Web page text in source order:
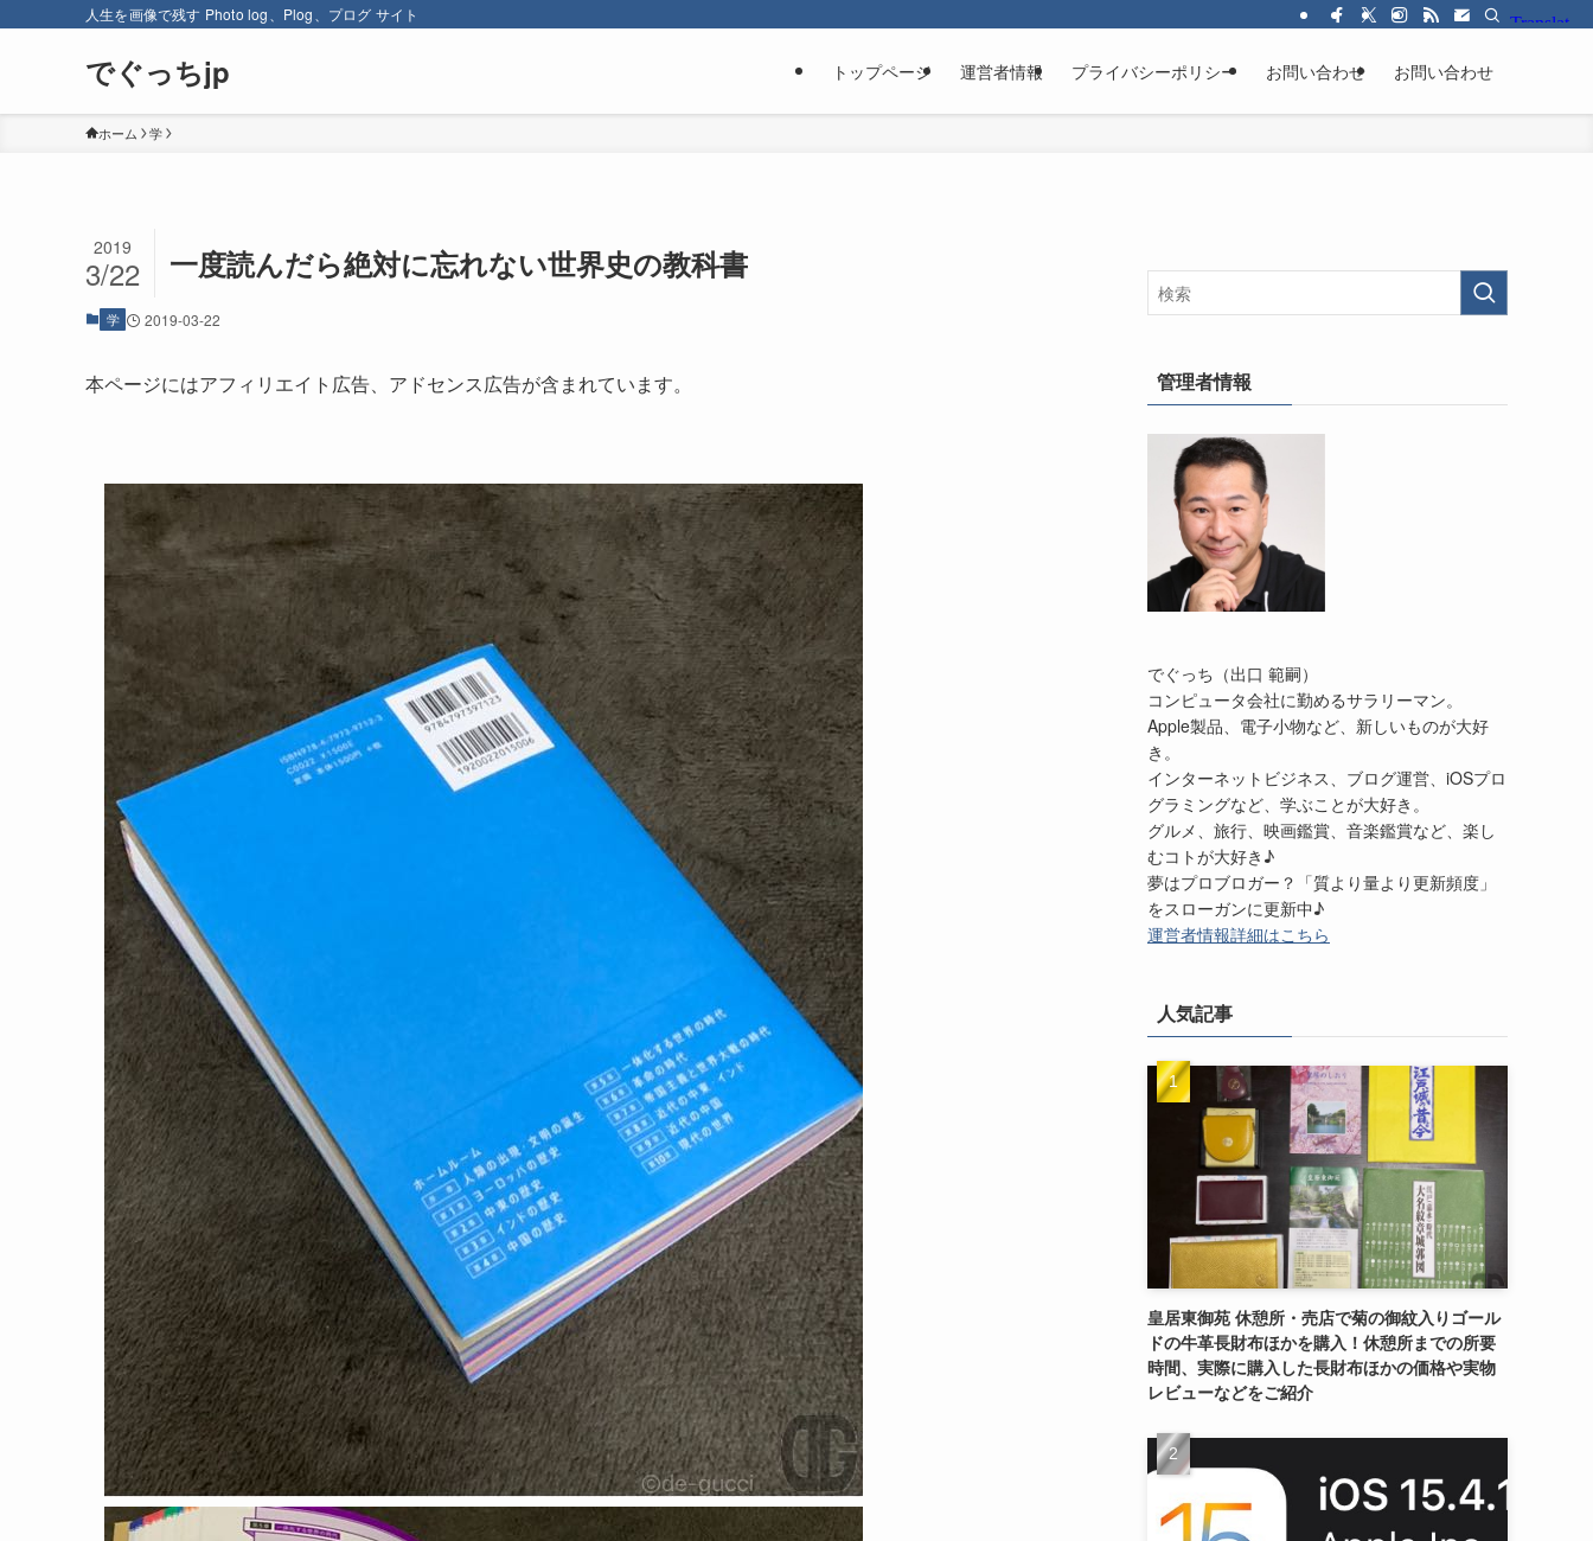
人生を画像で残す Photo log、Plog、プログ サイト
でぐっちjp トップページ 運営者情報 プライバシーポリシー お問い合わせ お問い合わせ
ホーム 学
一度読んだら絶対に忘れない世界史の教科書
2019
3/22
学 2019-03-22
本ページにはアフィリエイト広告、アドセンス広告が含まれています。 管理者情報
でぐっち（出口 範嗣）
コンピュータ会社に勤めるサラリーマン。
Apple製品、電子小物など、新しいものが大好
き。
インターネットビジネス、ブログ運営、iOSプロ
グラミングなど、学ぶことが大好き。
グルメ、旅行、映画鑑賞、音楽鑑賞など、楽し
むコトが大好き♪
夢はプロブロガー？「質より量より更新頻度」
をスローガンに更新中♪
運営者情報詳細はこちら
人気記事
皇居東御苑 休憩所・売店で菊の御紋入りゴール
ドの牛革長財布ほかを購入！休憩所までの所要
時間、実際に購入した長財布ほかの価格や実物
レビューなどをご紹介